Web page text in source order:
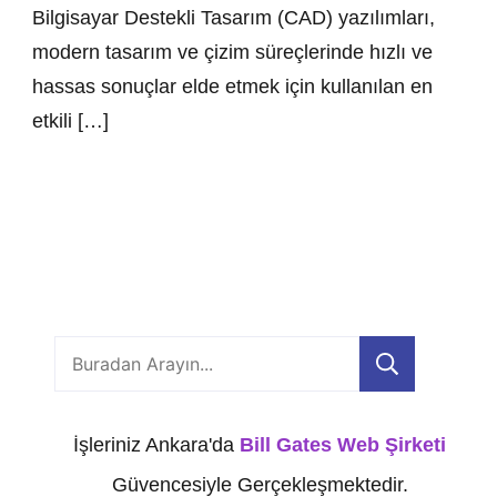
Bilgisayar Destekli Tasarım (CAD) yazılımları,
modern tasarım ve çizim süreçlerinde hızlı ve
hassas sonuçlar elde etmek için kullanılan en
etkili […]
İşleriniz Ankara'da Bill Gates Web Şirketi
Güvencesiyle Gerçekleşmektedir.